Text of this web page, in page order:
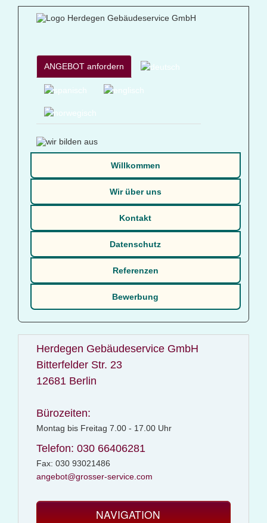
ANGEBOT anfordern
Willkommen
Wir über uns
Kontakt
Datenschutz
Referenzen
Bewerbung
Herdegen Gebäudeservice GmbH
Bitterfelder Str. 23
12681 Berlin
Bürozeiten:
Montag bis Freitag 7.00 - 17.00 Uhr
Telefon: 030 66406281
Fax: 030 93021486
angebot@grosser-service.com
NAVIGATION